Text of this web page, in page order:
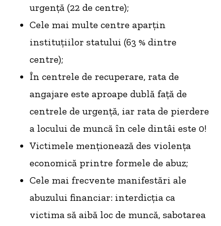
urgență (22 de centre);
Cele mai multe centre aparțin
instituțiilor statului (63 % dintre
centre);
În centrele de recuperare, rata de
angajare este aproape dublă față de
centrele de urgență, iar rata de pierdere
a locului de muncă în cele dintâi este 0!
Victimele menționează des violența
economică printre formele de abuz;
Cele mai frecvente manifestări ale
abuzului financiar: interdicția ca
victima să aibă loc de muncă, sabotarea